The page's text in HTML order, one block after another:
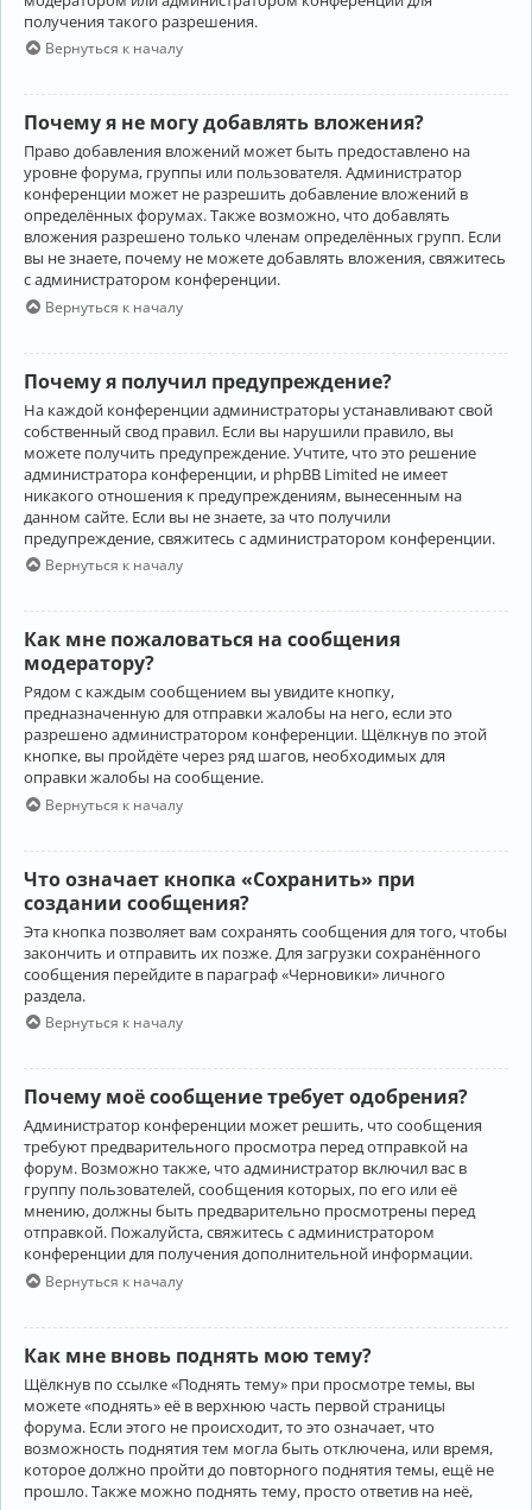
получения такого разрешения.
Вернуться к началу
Почему я не могу добавлять вложения?
Право добавления вложений может быть предоставлено на
уровне форума, группы или пользователя. Администратор
конференции может не разрешить добавление вложений в
определённых форумах. Также возможно, что добавлять
вложения разрешено только членам определённых групп. Если
вы не знаете, почему не можете добавлять вложения, свяжитесь
с администратором конференции.
Вернуться к началу
Почему я получил предупреждение?
На каждой конференции администраторы устанавливают свой
собственный свод правил. Если вы нарушили правило, вы
можете получить предупреждение. Учтите, что это решение
администратора конференции, и phpBB Limited не имеет
никакого отношения к предупреждениям, вынесенным на
данном сайте. Если вы не знаете, за что получили
предупреждение, свяжитесь с администратором конференции.
Вернуться к началу
Как мне пожаловаться на сообщения
модератору?
Рядом с каждым сообщением вы увидите кнопку,
предназначенную для отправки жалобы на него, если это
разрешено администратором конференции. Щёлкнув по этой
кнопке, вы пройдёте через ряд шагов, необходимых для
оправки жалобы на сообщение.
Вернуться к началу
Что означает кнопка «Сохранить» при
создании сообщения?
Эта кнопка позволяет вам сохранять сообщения для того, чтобы
закончить и отправить их позже. Для загрузки сохранённого
сообщения перейдите в параграф «Черновики» личного
раздела.
Вернуться к началу
Почему моё сообщение требует одобрения?
Администратор конференции может решить, что сообщения
требуют предварительного просмотра перед отправкой на
форум. Возможно также, что администратор включил вас в
группу пользователей, сообщения которых, по его или её
мнению, должны быть предварительно просмотрены перед
отправкой. Пожалуйста, свяжитесь с администратором
конференции для получения дополнительной информации.
Вернуться к началу
Как мне вновь поднять мою тему?
Щёлкнув по ссылке «Поднять тему» при просмотре темы, вы
можете «поднять» её в верхнюю часть первой страницы
форума. Если этого не происходит, то это означает, что
возможность поднятия тем могла быть отключена, или время,
которое должно пройти до повторного поднятия темы, ещё не
прошло. Также можно поднять тему, просто ответив на неё,